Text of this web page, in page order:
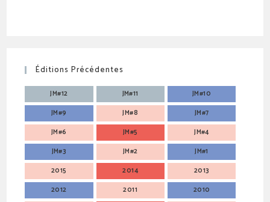
Éditions Précédentes
JM#12 JM#11
JM#10
JM#9
JM#8
JM#7
JM#6
JM#5
JM#4
JM#3
JM#2
JM#1
2015
2014
2013
2012
2011
2010